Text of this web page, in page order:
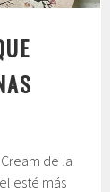
de la
esté más